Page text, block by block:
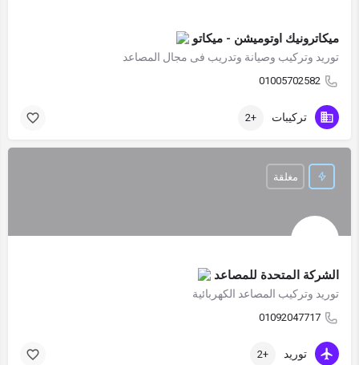
ميكاترونيك اوتوميشن - ميكاتو
توريد وتركيب وصيانة وتدريب فى مجال المصاعد
01005702582
تركيبات +2
الشركة المتحدة للمصاعد
توريد وتركيب المصاعد الكهربائية
01092047717
مغلقة
توريد +2